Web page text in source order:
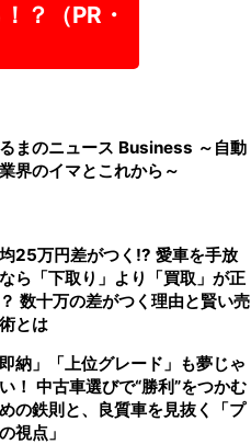
？（PR・
るまのニュース Business ～自動
界のイマとこれから～
25万円差がつく!? 愛車を手放
ら「下取り」より「買取」が正
数十万の差がつく理由と賢い売
とは
即納」「上位グレード」も夢じゃ
！ 中古車選びで“勝利”をつかむ
の鉄則と、良質車を見抜く「プ
視点」